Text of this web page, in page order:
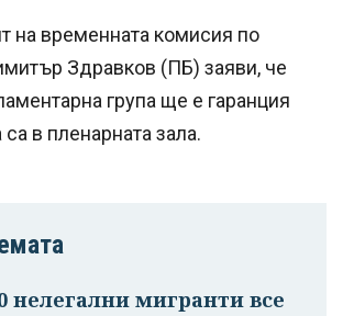
на временната комисия по
Здравков (ПБ) заяви, че
група ще е гаранция
в пленарната зала.
нелегални мигранти все